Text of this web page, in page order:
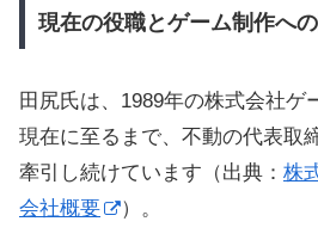
現在の役職とゲーム制作へ
田尻氏は、1989年の株式会社ゲ
現在に至るまで、不動の代表取
牽引し続けています（出典： 株
会社概要
）。